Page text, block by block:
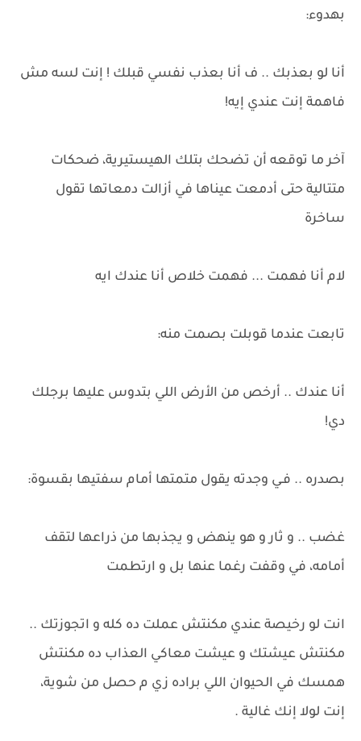
بهدوء:
أنا لو بعذبك .. ف أنا بعذب نفسي قبلك ! إنت لسه مش
فاهمة إنت عندي إيه!
آخر ما توقعه أن تضحك بتلك الهيستيرية، ضحكات
متتالية حتى أدمعت عيناها في أزالت دمعاتها تقول
ساخرة
لام أنا فهمت ... فهمت خلاص أنا عندك ايه
تابعت عندما قوبلت بصمت منه:
أنا عندك .. أرخص من الأرض اللي بتدوس عليها برجلك
دي!
بصدره .. فـي وجدته يقول متمتها أمام سفتيها بقسوة:
غضب .. و ثار و هو ينهض و يجذبها من ذراعها لتقف
أمامه، في وقفت رغما عنها بل و ارتطمت
انت لو رخيصة عندي مكنتش عملت ده كله و اتجوزتك ..
مكنتش عيشتك و عيشت معاكي العذاب ده مكنتش
همسك في الحيوان اللي براده زي م حصل من شوية،
إنت لولا إنك غالية .